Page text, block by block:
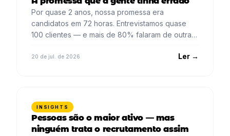
Por quase 2 anos, nossa promessa era
candidatos em 72 horas. Entrevistamos quase
100 clientes — e mais de 80% falaram de outra
20 de jul. de 2026 Ler →
INSIGHTS
Pessoas são o maior ativo — mas
ninguém trata o recrutamento assim